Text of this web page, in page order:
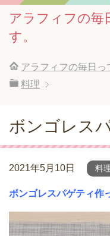
アラフィフの毎
す。
アラフィフの毎日っ
料理
ボンゴレス
2021年5月10日 料
ボンゴレスパゲティ作